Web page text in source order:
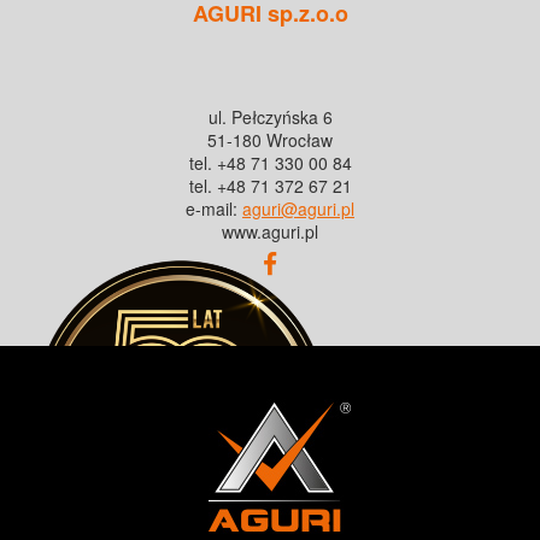
AGURI sp.z.o.o
ul. Pełczyńska 6
51-180 Wrocław
tel. +48 71 330 00 84
tel. +48 71 372 67 21
e-mail: aguri@aguri.pl
www.aguri.pl
